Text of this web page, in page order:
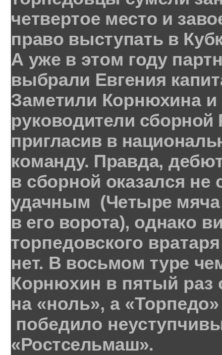
четвертое место и
право выступать в
А уже в этом году
выбрали Евгения
Заметили Корнюхина и
руководители сборной
пригласив в нацио
команду. Правда,
в сборной оказался не
удачным (Четыре мяча
в его ворота), однако
торпедовского вратаря
нет. В восьмом туре
Корнюхин в пятый раз
на «ноль», а «Торпедо»
победило
«Ростсельмаш».